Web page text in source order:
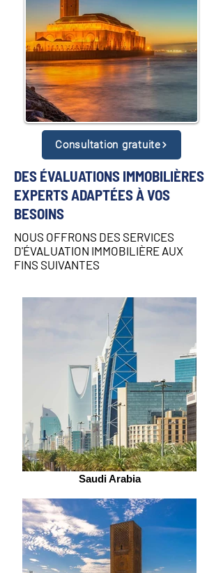
Consultation gratuite
DES ÉVALUATIONS IMMOBILIÈRES
EXPERTS ADAPTÉES À VOS
BESOINS
NOUS OFFRONS DES SERVICES
D'ÉVALUATION IMMOBILIÈRE AUX
FINS SUIVANTES
Saudi Arabia